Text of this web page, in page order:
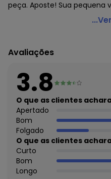
peça. Aposte! Sua pequena
Lilica Ripilica - Jaqueta
Modelagem: Ampla
Comprimento da manga:
Fornecedor: MARISOL /
Feito: Brasil
Cuidados para conservação
LAVAR A SECO, NÃO SECAR EM
Tecido: Sintético
Composição: Poliéster 96%
Histórico de preços
O preço apresentado
algum dia do mês, para o
Avaliações
3.8
O que as clientes
Apertado
Bom
Folgado
O que as clientes
Curto
Bom
Longo